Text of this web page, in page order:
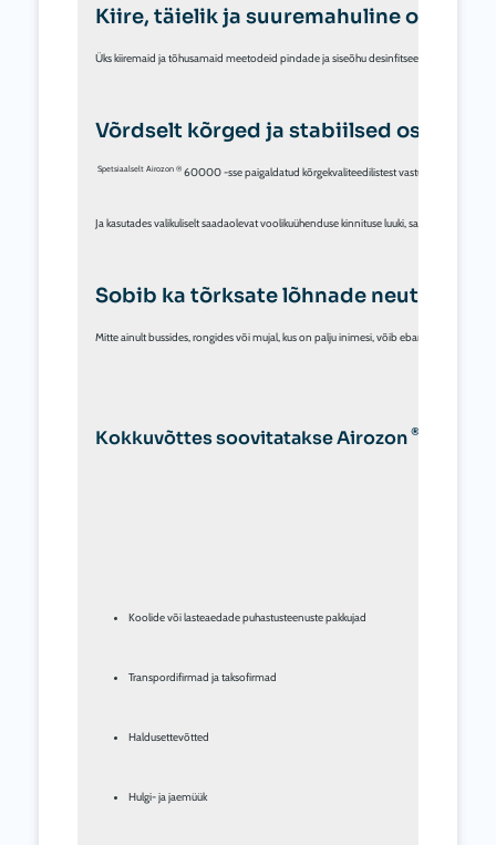
Kiire, täielik ja suuremahuline osooni
Üks kiiremaid ja tõhusamaid meetodeid pindade ja siseõhu desinfitseerimiseks on
Võrdselt kõrged ja stabiilsed osooni
Spetsiaalselt Airozon ® 60000 -sse paigaldatud kõrgekvaliteedilistest vastupidavatest 10g
Ja kasutades valikuliselt saadaolevat voolikuühenduse kinnituse luuki, saab Airozon
Sobib ka tõrksate lõhnade
Mitte ainult bussides, rongides või mujal, kus on palju inimesi, võib ebameeldiv lõhn
Kokkuvõttes soovitatakse Airozon ®
Koolide või lasteaedade puhastusteenuste pakkujad
Transpordifirmad ja taksofirmad
Haldusettevõtted
Hulgi- ja jaemüük